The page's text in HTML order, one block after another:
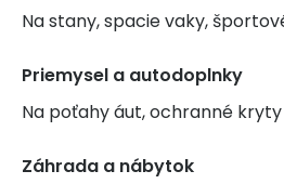
Na stany, spacie vaky,
Priemysel a autodoplnky
Na poťahy áut, ochranné
Záhrada a nábytok